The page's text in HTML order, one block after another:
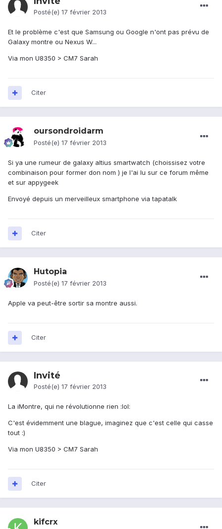
Posté(e) 17 février 2013
Et le problème c'est que Samsung ou Google n'ont pas prévu de
Galaxy montre ou Nexus W...
Via mon U8350 > CM7 Sarah
Citer
oursondroidarm
Posté(e) 17 février 2013
Si ya une rumeur de galaxy altius smartwatch (choissisez votre
combinaison pour former don nom ) je l'ai lu sur ce forum même
et sur appygeek
Envoyé depuis un merveilleux smartphone via tapatalk
Citer
Hutopia
Posté(e) 17 février 2013
Apple va peut-être sortir sa montre aussi.
Citer
Invité
Posté(e) 17 février 2013
La iMontre, qui ne révolutionne rien :lol:
C'est évidemment une blague, imaginez que c'est celle qui casse
tout :)
Via mon U8350 > CM7 Sarah
Citer
kifcrx